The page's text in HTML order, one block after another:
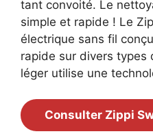
tant convoité. Le
simple et rapide ! Le
électrique sans fil
rapide sur divers types
léger utilise une
Consulter Zippi